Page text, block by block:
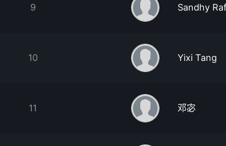
9 Sandhy
10 Yixi Tang
11 邓宓